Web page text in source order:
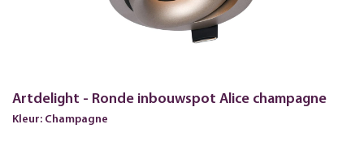
Artdelight - Ronde inbouwspot Alice champagne
Kleur: Champagne